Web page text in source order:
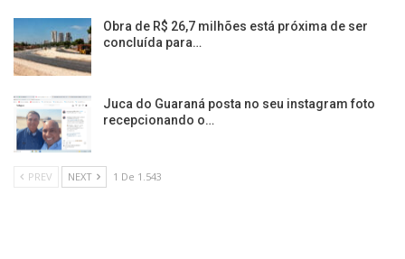
Obra de R$ 26,7 milhões está próxima de ser
concluída para…
Juca do Guaraná posta no seu instagram foto
recepcionando o…
PREV NEXT 1 De 1.543